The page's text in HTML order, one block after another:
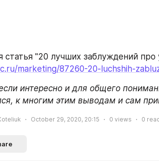
статья "20 лучших заблуждений про
marketing/87260-20-luchshih-
интересно и для общего
к многим этим выводам и сам
October 29, 2020, 20:15 0 views 0